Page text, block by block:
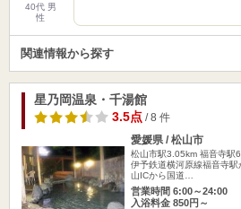
40代 男
性
関連情報から探す
星乃岡温泉・千湯館
3.5点/ 8 件
愛媛県 / 松山市
松山市駅3.05km 福音寺駅
伊予鉄道横河原線福音寺
山ICから国道…
営業時間 6:00～24:00
入浴料金 850円～